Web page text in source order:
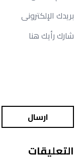
ارسال
التعليقات